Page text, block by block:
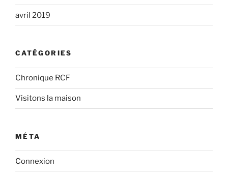
avril 2019
CATÉGORIES
Chronique RCF
Visitons la maison
MÉTA
Connexion